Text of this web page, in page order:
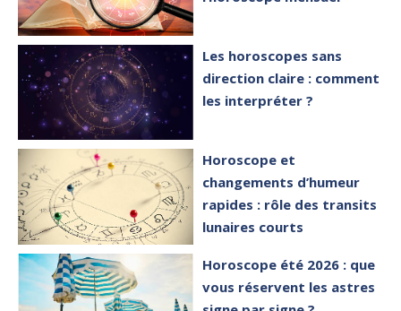
Les horoscopes sans
direction claire : comment
les interpréter ?
Horoscope et
changements d’humeur
rapides : rôle des transits
lunaires courts
Horoscope été 2026 : que
vous réservent les astres